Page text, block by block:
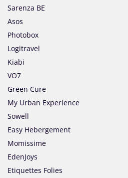
Sarenza BE
Asos
Photobox
Logitravel
Kiabi
VO7
Green Cure
My Urban Experience
Sowell
Easy Hebergement
Momissime
EdenJoys
Etiquettes Folies